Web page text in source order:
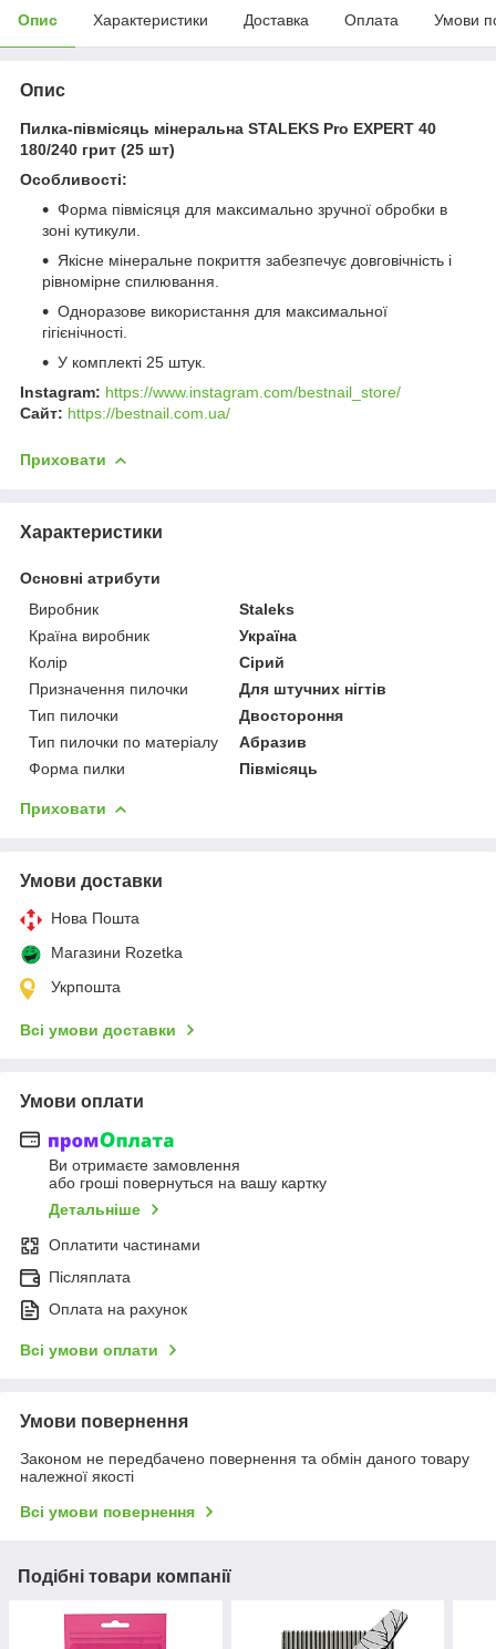
Опис Характеристики Доставка Оплата Умови
Опис
Пилка-півмісяць мінеральна STALEKS Pro EXPERT 40
180/240 грит (25 шт)
Особливості:
Форма півмісяця для максимально зручної обробки в
зоні кутикули.
Якісне мінеральне покриття забезпечує довговічність і
рівномірне спилювання.
Одноразове використання для максимальної
гігієнічності.
У комплекті 25 штук.
Instagram: https://www.instagram.com/bestnail_store/
Сайт: https://bestnail.com.ua/
Приховати
Характеристики
Основні атрибути
Виробник
Staleks
Країна виробник
Україна
Колір
Сірий
Призначення пилочки
Для штучних нігтів
Тип пилочки
Двостороння
Тип пилочки по матеріалу
Абразив
Форма пилки
Півмісяць
Приховати
Умови доставки
Нова Пошта
Магазини Rozetka
Укрпошта
Всі умови доставки
Умови оплати
Ви отримаєте замовлення
або гроші повернуться на вашу картку
Детальніше
Оплатити частинами
Післяплата
Оплата на рахунок
Всі умови оплати
Умови повернення
Законом не передбачено повернення та обмін даного товару
належної якості
Всі умови повернення
Подібні товари компанії